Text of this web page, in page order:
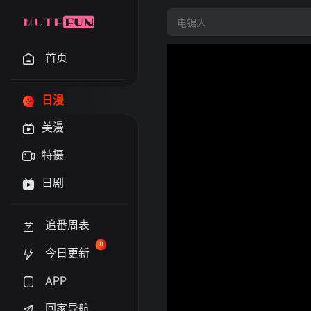
首页
日漫
美漫
特摄
日剧
追番周表
今日更新
8
APP
回家导航